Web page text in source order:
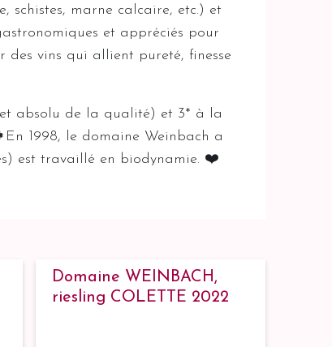
schistes, marne calcaire, etc.) et
et appréciés pour
vins qui allient pureté, finesse
absolu de la qualité) et 3* à la
1998, le domaine Weinbach a
est travaillé en biodynamie. ❤️
Domaine WEINBACH,
riesling COLETTE 2022